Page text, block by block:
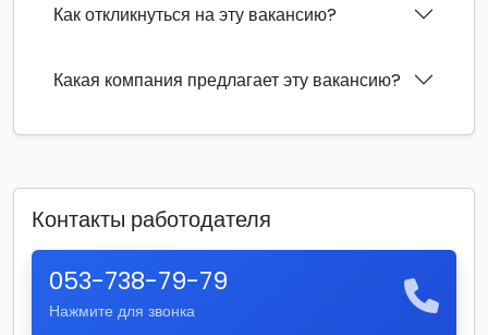
Как откликнуться на эту вакансию?
Какая компания предлагает эту вакансию?
Контакты работодателя
053-738-79-79
Нажмите для звонка